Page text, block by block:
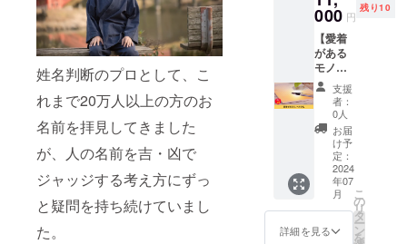
姓名判断のプロとして、こ
れまで20万人以上の方のお
名前を拝見してきました
が、人の名前を吉・凶で
ジャッジする考え方にずっ
と疑問を持ち続けていまし
た。
書籍
「自分
の名前
を愛す
る力」
をお送
りさせ
ていた
だきま
す。 ※
書籍は
メール
にてお
送りさ
ただき
期限は
2024年
7月から
1年間で
す。
いただ
きま
す。 ※
所要時
間は30
分で
す。 ※
オンラ
インの
参加方
法は
メール
にてお
送りさ
せてい
ただき
日〇時
から2時
間を予
定して
おりま
す。 著
者の龍
庵真
（りゅ
う あん
しん）
が書籍
出版ま
での道
のりや
大変
000 円
残り10
【愛着
がある
モノへ
の命
名】 姓
名判断
を20万
人超と
向き
合って
きた経
験があ
る龍 庵
真
支援
者：
0人
お届
け予
定：
2024
年07
月
詳細を見る
こ
の
リ
タ
ー
ン
を